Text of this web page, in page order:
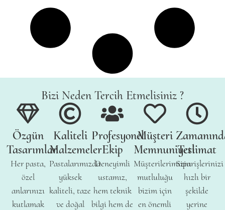
Bizi Neden Tercih Etmelisiniz ?
Özgün
Tasarımlar
Her pasta,
özel
anlarınızı
kutlamak
Kaliteli
Malzemeler
Pastalarımızda
yüksek
kaliteli, taze
ve doğal
Profesyonel
Ekip
Deneyimli
ustamız,
hem teknik
bilgi hem de
Müşteri
Memnuniyeti
Müşterilerimizin
mutluluğu
bizim için
en önemli
Teslimat
Siparişlerinizi
hızlı bir
şekilde
yerine